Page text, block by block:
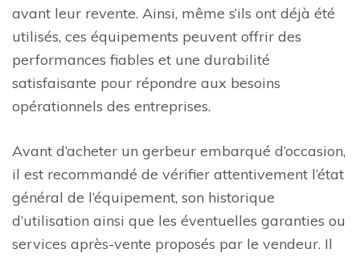
avant leur revente. Ainsi, même s’ils ont déjà été
utilisés, ces équipements peuvent offrir des
performances fiables et une durabilité
satisfaisante pour répondre aux besoins
opérationnels des entreprises.
Avant d’acheter un gerbeur embarqué d’occasion,
il est recommandé de vérifier attentivement l’état
général de l’équipement, son historique
d’utilisation ainsi que les éventuelles garanties ou
services après-vente proposés par le vendeur. Il